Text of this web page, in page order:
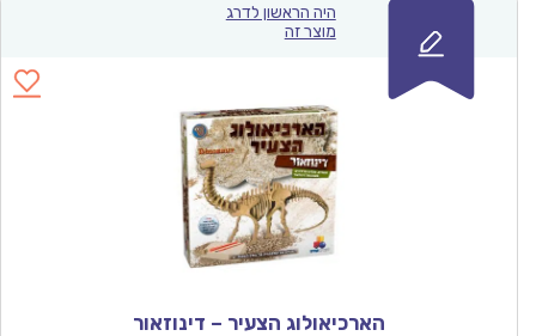
היה הראשון לדרג
מוצר זה
הארכיאולוג הצעיר – דינוזאור